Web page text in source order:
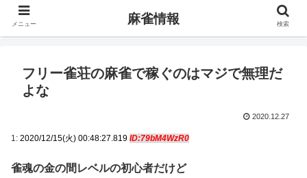
フリー雀荘の麻雀で稼ぐのはマジで無理だ
よな
2020.12.27
1: 2020/12/15(火) 00:48:27.819 ID:79bM4WzR0
雀魂の金の間レベルの初心者だけど
メニュー 麻雀情報 検索